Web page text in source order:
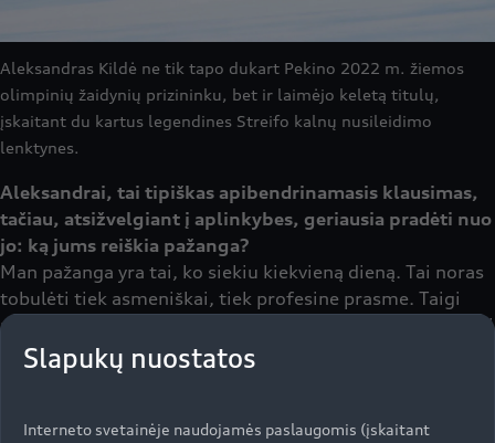
Aleksandrai, tai tipiškas apibendrinamasis klausimas,
tačiau, atsižvelgiant į aplinkybes, geriausia pradėti nuo
jo: ką jums reiškia pažanga?
Man pažanga yra tai, ko siekiu kiekvieną dieną. Tai noras
tobulėti tiek asmeniškai, tiek profesine prasme. Taigi
paprastai atsakau, kad mano tikslas - visada stengtis būti
geriausia savo paties versija. Šiuo metu, žinoma,
daugiausia dėmesio skiriu tam, kad galėčiau išlipti iš
kad pasieksiu, nors dar nežinau kada.
Aleksandras Kildė ne tik tapo dukart Pekino 2022 m. žiemos
olimpinių žaidynių prizininku, bet ir laimėjo keletą titulų,
įskaitant du kartus legendines Streifo kalnų nusileidimo
lenktynes.
Slapukų nuostatos
Interneto svetainėje naudojamės paslaugomis (įskaitant